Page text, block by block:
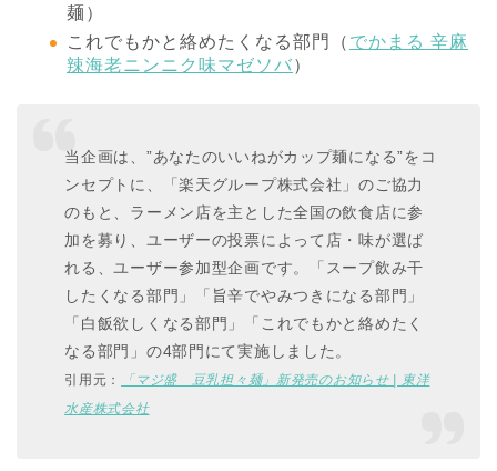
麺）
これでもかと絡めたくなる部門（ でかまる 辛麻
辣海老ニンニク味マゼソバ）
当企画は、”あなたのいいねがカップ麺になる”をコ
ンセプトに、「楽天グループ株式会社」のご協力
のもと、ラーメン店を主とした全国の飲食店に参
加を募り、ユーザーの投票によって店・味が選ば
れる、ユーザー参加型企画です。「スープ飲み干
したくなる部門」「旨辛でやみつきになる部門」
「白飯欲しくなる部門」「これでもかと絡めたく
なる部門」の4部門にて実施しました。
引用元：
「マジ盛 豆乳担々麺」新発売のお知らせ | 東洋
水産株式会社